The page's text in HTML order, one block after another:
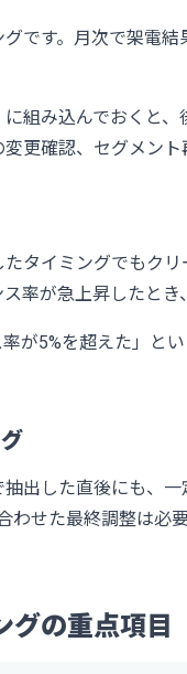
です。月次で架電
組み込んでおくと
更確認、セグメン
タイミングでもク
率が急上昇したと
が5%を超えた」と
出した直後にも、
わせた最終調整は
グの重点項目